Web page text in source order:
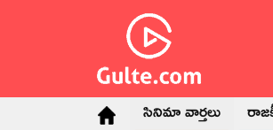
సినిమా వార్తలు